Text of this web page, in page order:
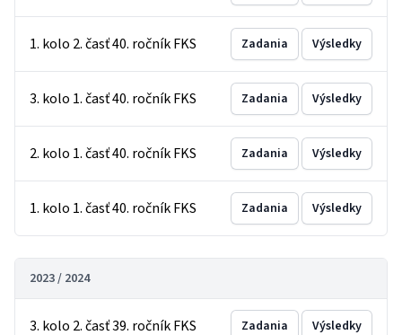
1. kolo 2. časť 40. ročník FKS Zadania Výsledky
3. kolo 1. časť 40. ročník FKS Zadania Výsledky
2. kolo 1. časť 40. ročník FKS Zadania Výsledky
1. kolo 1. časť 40. ročník FKS Zadania Výsledky
2023 / 2024
3. kolo 2. časť 39. ročník FKS Zadania Výsledky